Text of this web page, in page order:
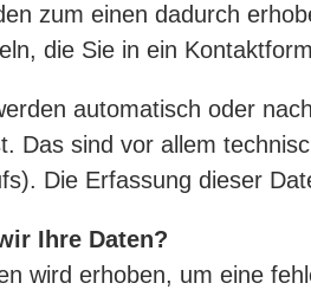
zum einen dadurch
die Sie in ein
automatisch oder
Das sind vor allem
Die Erfassung dieser
Ihre Daten?
wird erhoben, um eine